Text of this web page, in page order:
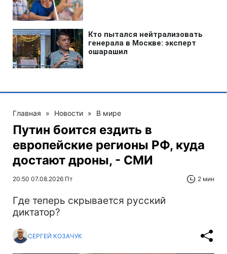
Главная » Новости » В мире
Путин боится ездить в
европейские регионы РФ, куда
достают дроны, - СМИ
20:50 07.08.2026 Пт 2 мин
Где теперь скрывается русский
диктатор?
СЕРГЕЙ КОЗАЧУК